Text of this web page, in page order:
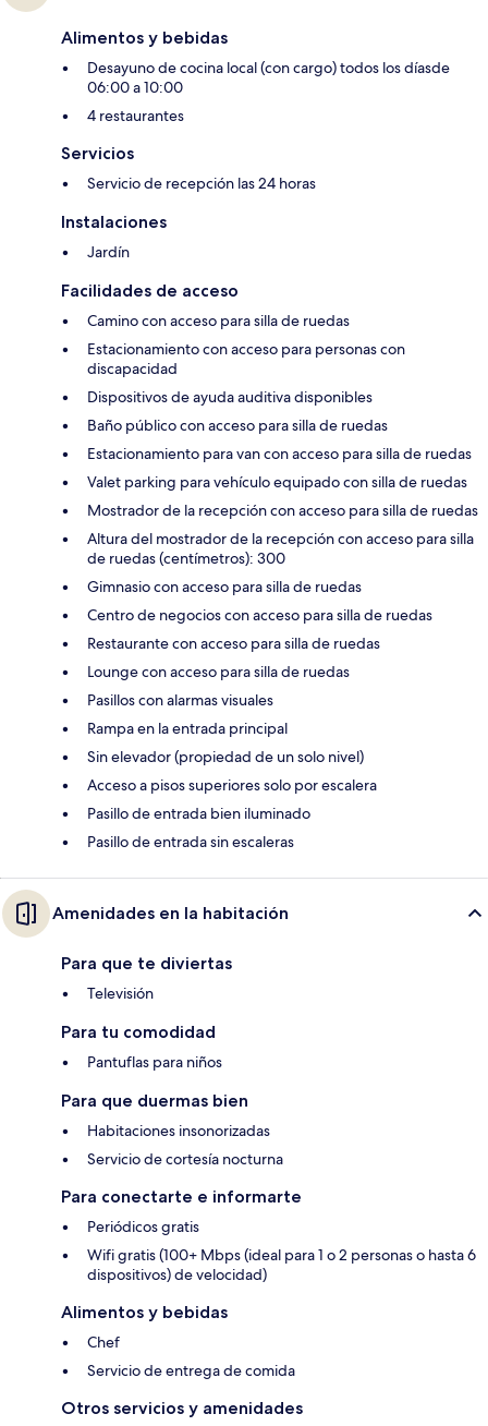
Alimentos y bebidas
Desayuno de cocina local (con cargo) todos los díasde
06:00 a 10:00
4 restaurantes
Servicios
Servicio de recepción las 24 horas
Instalaciones
Jardín
Facilidades de acceso
Camino con acceso para silla de ruedas
Estacionamiento con acceso para personas con
discapacidad
Dispositivos de ayuda auditiva disponibles
Baño público con acceso para silla de ruedas
Estacionamiento para van con acceso para silla de ruedas
Valet parking para vehículo equipado con silla de ruedas
Mostrador de la recepción con acceso para silla de ruedas
Altura del mostrador de la recepción con acceso para silla
de ruedas (centímetros): 300
Gimnasio con acceso para silla de ruedas
Centro de negocios con acceso para silla de ruedas
Restaurante con acceso para silla de ruedas
Lounge con acceso para silla de ruedas
Pasillos con alarmas visuales
Rampa en la entrada principal
Sin elevador (propiedad de un solo nivel)
Acceso a pisos superiores solo por escalera
Pasillo de entrada bien iluminado
Pasillo de entrada sin escaleras
Amenidades en la habitación
Para que te diviertas
Televisión
Para tu comodidad
Pantuflas para niños
Para que duermas bien
Habitaciones insonorizadas
Servicio de cortesía nocturna
Para conectarte e informarte
Periódicos gratis
Wifi gratis (100+ Mbps (ideal para 1 o 2 personas o hasta 6
dispositivos) de velocidad)
Alimentos y bebidas
Chef
Servicio de entrega de comida
Otros servicios y amenidades